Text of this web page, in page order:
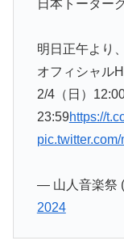
日本トーター
明日正午より
オフィシャル
2/4（日）
23:59https://
— 山人音楽祭
2024